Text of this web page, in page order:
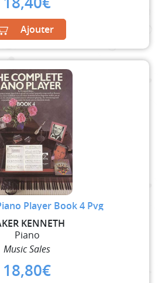
Ajouter
Player Book 4 Pvg
KENNETH
Piano
Music Sales
18,80€